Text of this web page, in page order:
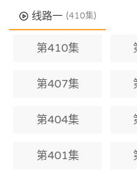
线路一 (410集)
第410集
第407集
第404集
第401集